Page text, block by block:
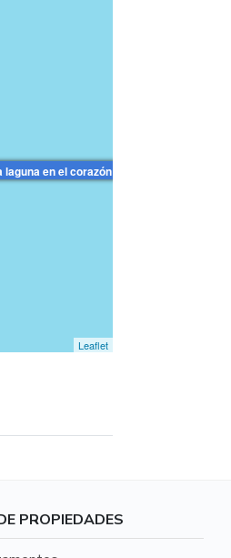
en el corazón de la Zona Hotelera
Leaflet
PROPIEDADES